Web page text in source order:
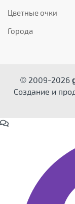
Цветные очки
Города
© 2009-2026
Создание и